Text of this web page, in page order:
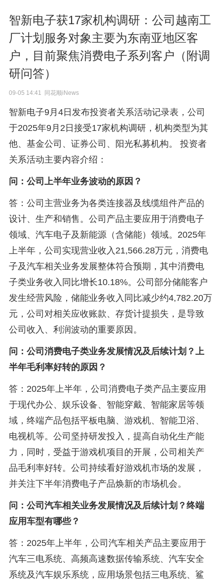
智新电子获17家机构调研：公司越南工
厂计划服务对象主要为东南亚地区客
户，目前聚焦消费电子系列客户（附调
研问答）
09-05 14:41 同花顺iNews
智新电子9月4日发布投资者关系活动记录表，公司
于2025年9月2日接受17家机构调研，机构类型为其
他、基金公司、证券公司、阳光私募机构。 投资者
关系活动主要内容介绍：
问：公司上半年业务波动的原因？
答：公司主营业务为各类连接器及线缆组件产品的
设计、生产和销售。公司产品主要应用于消费电子
领域、汽车电子及新能源（含储能）领域。2025年
上半年，公司实现营业收入21,566.28万元，消费电
子及汽车相关业务发展整体符合预期，其中消费电
子类业务收入同比增长10.18%。公司部分储能客户
发生经营风险，储能业务收入同比减少约4,782.20万
元，公司对相关应收账款、存货计提损失，是导致
公司收入、利润波动的重要原因。
问：公司消费电子类业务发展情况及后续计划？上
半年毛利率好转的原因？
答：2025年上半年，公司消费电子类产品主要应用
于现代办公、娱乐设备、智能穿戴、智能家居等领
域，终端产品包括平板电脑、游戏机、智能卫浴、
电视机等。公司坚持研发投入，提高自动化生产能
力，同时，受益于游戏机项目的开展，公司相关产
品毛利率好转。公司持续看好游戏机市场的发展，
并关注下半年消费电子产品焕新的市场机会。
问：公司汽车相关业务发展情况及后续计划？终端
应用车型有哪些？
答：2025年上半年，公司汽车相关产品主要应用于
汽车三电系统、高频高速数据传输系统、汽车安全
系统及汽车娱乐系统，应用场景包括三电系统、鲨